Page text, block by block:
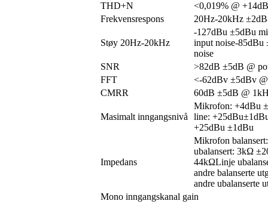
THD+N
<0,019% @
Frekvensrespons
20Hz-20kHz ±2dB
Støy 20Hz-20kHz
-127dBu ±5dBu
input noise-85dBu
noise
SNR
>82dB ±5dB @
FFT
<-62dBv ±5dBv
CMRR
60dB ±5dB @
Masimalt inngangsnivå
Mikrofon: +4dBu
line:
+25dBu ±1dBu
Impedans
Mikrofon
ubalansert: 3kΩ
44kΩLinje
andre balanserte
andre ubalanserte
Mono inngangskanal gain